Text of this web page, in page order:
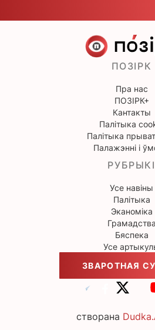
ПОЗІРК
Пра нас
ПОЗІРК+
Кантакты
Палітыка
Палітыка
Палажэнні і
РУБРЫКІ
Усе навіны
Палітыка
Эканоміка
Грамадства
Бяспека
Усе
ЗВАРОТНАЯ
створана